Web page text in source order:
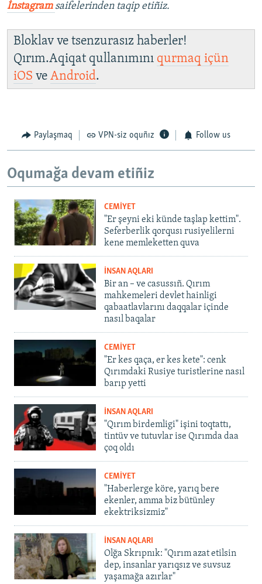
İnstagram saifelerinden taqip etiñiz.
Bloklav ve tsenzurasız haberler!
Qırım.Aqiqat qullanımını qurmaq içün
iOS ve Android.
Paylaşmaq VPN-siz oquñız Follow us
Oqumağa devam etiñiz
CEMİYET
"Er şeyni eki künde taşlap kettim".
Seferberlik qorqusı rusiyelilerni
kene memleketten quva
İNSAN AQLARI
Bir an – ve casussıñ. Qırım
mahkemeleri devlet hainligi
qabaatlavlarını daqqalar içinde
nasıl baqalar
CEMİYET
"Er kes qaça, er kes kete": cenk
Qırımdaki Rusiye turistlerine nasıl
barıp yetti
İNSAN AQLARI
"Qırım birdemligi" işini toqtattı,
tintüv ve tutuvlar ise Qırımda daa
çoq oldı
CEMİYET
"Haberlerge köre, yarıq bere
ekenler, amma biz bütünley
ekektriksizmiz"
İNSAN AQLARI
Olğa Skrıpnık: "Qırım azat etilsin
dep, insanlar yarıqsız ve suvsuz
yaşamağa azırlar"